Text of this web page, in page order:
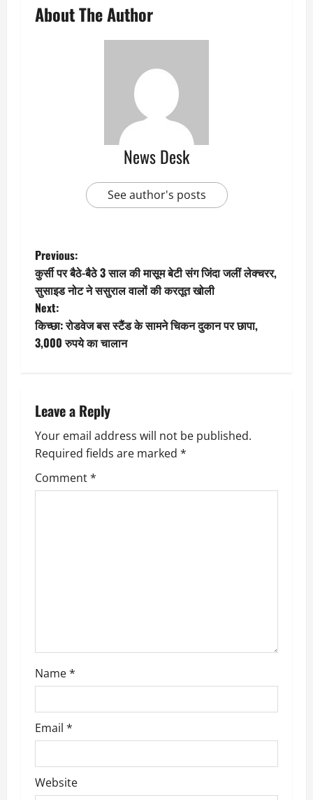
About The Author
News Desk
See author's posts
P
o
s
t
a
v
i
g
Previous:
कुर्सी पर बैठे-बैठे 3 साल की मासूम बेटी संग जिंदा जलीं लेक्चरर,
सुसाइड नोट ने ससुराल वालों की करतूत खोली
Next:
किच्छा: रोडवेज बस स्टैंड के सामने चिकन दुकान पर छापा,
3,000 रुपये का चालान
Leave a Reply
Your email address will not be published.
Required fields are marked *
Comment*
Name*
Email *
Website